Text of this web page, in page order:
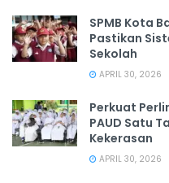
SPMB Kota
Pastikan
Sekolah
APRIL 30, 2026
Perkuat
PAUD Satu
Kekerasan
APRIL 30, 2026